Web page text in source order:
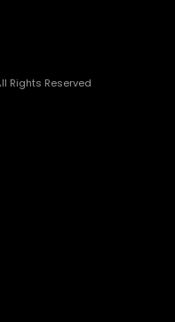
Rights Reserved